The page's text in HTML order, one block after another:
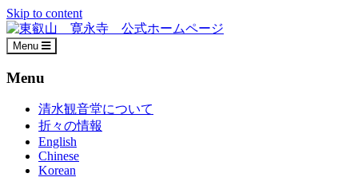
Skip to content
Menu
Menu
清水観音堂について
折々の情報
English
Chinese
Korean